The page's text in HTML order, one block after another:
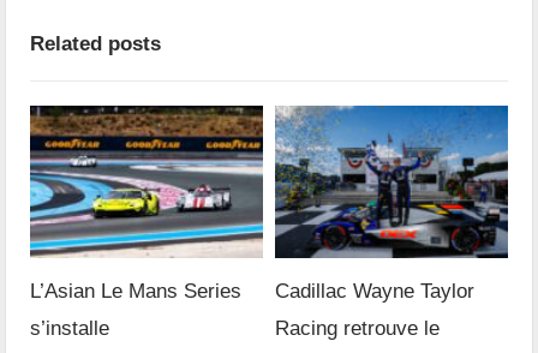
Related posts
L’Asian Le Mans Series
s’installe
Cadillac Wayne Taylor
Racing retrouve le